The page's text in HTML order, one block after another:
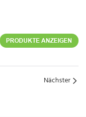
PRODUKTE ANZEIGEN
Nächster